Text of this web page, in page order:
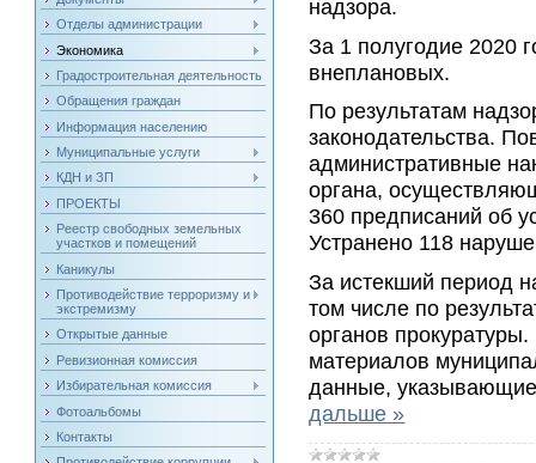
Отделы администрации
Экономика
Градостроительная деятельность
Обращения граждан
Информация населению
Муниципальные услуги
КДН и ЗП
ПРОЕКТЫ
Реестр свободных земельных
участков и помещений
Каникулы
Противодействие терроризму и
экстремизму
Открытые данные
Ревизионная комиссия
Избирательная комиссия
Фотоальбомы
Контакты
надзора.
За 1 полугодие 2020
внеплановых.
По результатам
законодательства.
административные
органа,
360 предписаний об
Устранено 118
За истекший период
том числе по
органов
материалов
данные,
дальше »